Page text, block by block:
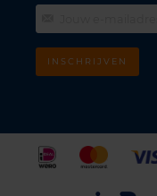
INSCHRIJVEN